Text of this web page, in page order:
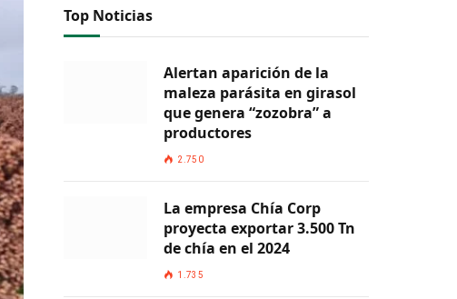
Top Noticias
Alertan aparición de la
maleza parásita en girasol
que genera “zozobra” a
productores
2.750
La empresa Chía Corp
proyecta exportar 3.500 Tn
de chía en el 2024
1.735